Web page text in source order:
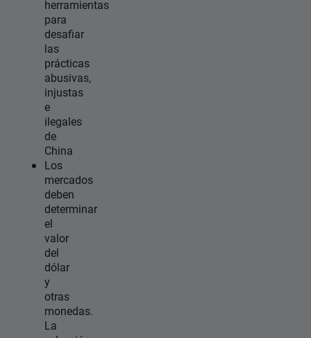
herramientas
para
desafiar
las
prácticas
abusivas,
injustas
e
ilegales
de
China
Los
mercados
deben
determinar
el
valor
del
dólar
y
otras
monedas.
La